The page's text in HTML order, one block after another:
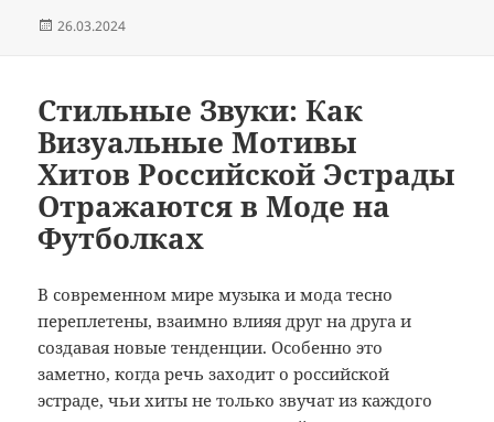
Опубликовано
26.03.2024
Стильные Звуки: Как
Визуальные Мотивы
Хитов Российской Эстрады
Отражаются в Моде на
Футболках
В современном мире музыка и мода тесно
переплетены, взаимно влияя друг на друга и
создавая новые тенденции. Особенно это
заметно, когда речь заходит о российской
эстраде, чьи хиты не только звучат из каждого